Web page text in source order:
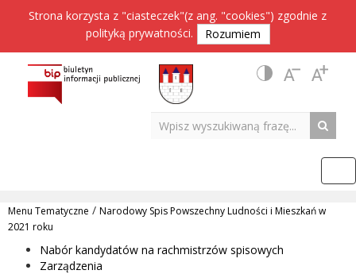
Strona korzysta z "ciasteczek"(z ang. "cookies") zgodnie z
polityką prywatności. Rozumiem
Menu Tematyczne / Narodowy Spis Powszechny Ludności i Mieszkań w
2021 roku
Nabór kandydatów na rachmistrzów spisowych
Zarządzenia